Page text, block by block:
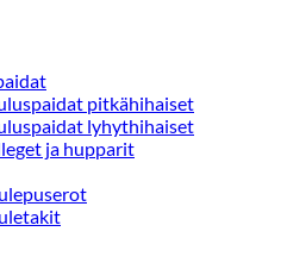
pitkähihaiset
lyhythihaiset
ja hupparit